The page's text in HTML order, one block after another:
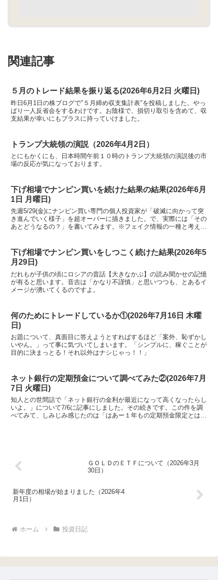
関連記事
５月のトレード結果を振り返る(2026年6月2日 火曜日)
昨日6月1日の株ブログで"５月締め収支集計表"を投稿しました。やっ
ぱり一人反省会をするわけです。お陰様で、損切り取引を含めて、収
支結果が幸いにもプラスに持っていけました。
トランプ大統領の演説（2026年4月2日）
とにもかくにも、日本時間午前１０時のトランプ大統領の演説後の市
場の反応が気になっております。
下げ相場でナンピン買いを続けた結果の結果(2026年6月
1日 月曜日)
先週5/29(金)にナンピン買い専門の個人投資家が「破滅に向かって突
き進んでいく様子」を超オーバーに描きました。で、実際には「その
あとどうなるの？」を書いてみます。※フェイク情報の一種と考えて
下げ相場でナンピン買いをしつこく続けた結果(2026年5
月29日)
だれもが子供の頃にロシアの昔話【大きなかぶ】の読み聞かせの記憶
が有ると思います。音吉は「かなり不謹慎」と思いつつも、とあるイ
メージが湧いてくるのですよ。
何のためにトレードしているか①(2026年7月16日 木曜
日)
お題について、真面目に答えようとすればするほど「案外、恥ずかし
いやん。」って事に気づいてしまいます。「シンプルに、稼ぐことが
目的に決まっとる！それ以外はナシじゃっ！！」
ネット銀行の定期預金について調べてみた②(2026年7月
7日 火曜日)
知人との世間話で「ネット銀行の金利が最近になって高くなったらし
いよ。」について7/6に記事にしました。その続きです。この件を調
べてみて、しみじみ感じたのは「はあー１年もの定期預金限定とはい
ＧＯＬＤのＥＴＦについて（2026年3月
30日）
新年度の相場が始まりました（2026年4
月1日）
ホーム 投資日記